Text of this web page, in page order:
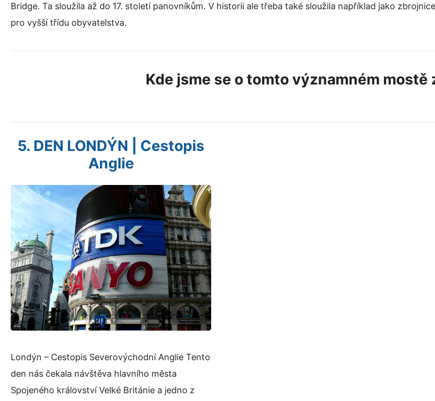
Bridge. Ta sloužila až do 17. století panovníkům. V historii ale třeba také sloužila například jako
pro vyšší třídu obyvatelstva.
Kde jsme se o tomto významném mostě
5. DEN LONDÝN | Cestopis
Anglie
Londýn – Cestopis Severovýchodní Anglie Tento
den nás čekala návštěva hlavního města
Spojeného království Velké Británie a jedno z